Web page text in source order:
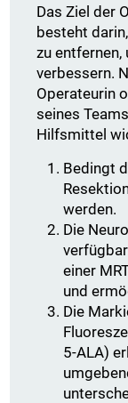
Das Ziel der
besteht
zu
verbessern.
Operateurin
seines
Hilfsmittel
Bedingt
werden.
Die
einer
und
Die
5-ALA)